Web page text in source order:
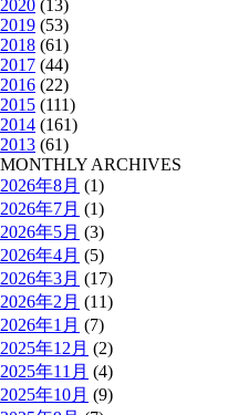
2020 (13)
2019 (53)
2018 (61)
2017 (44)
2016 (22)
2015 (111)
2014 (161)
2013 (61)
MONTHLY ARCHIVES
2026年8月 (1)
2026年7月 (1)
2026年5月 (3)
2026年4月 (5)
2026年3月 (17)
2026年2月 (11)
2026年1月 (7)
2025年12月 (2)
2025年11月 (4)
2025年10月 (9)